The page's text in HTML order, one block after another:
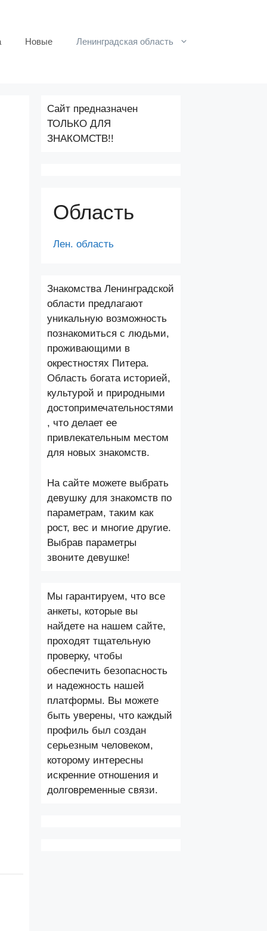
Новые Ленинградская область
Сайт предназначен
ТОЛЬКО ДЛЯ
ЗНАКОМСТВ!!
Область
Лен. область
Знакомства Ленинградской
области предлагают
уникальную возможность
познакомиться с людьми,
проживающими в
окрестностях Питера.
Область богата историей,
культурой и природными
достопримечательностями
, что делает ее
привлекательным местом
для новых знакомств.
На сайте можете выбрать
девушку для знакомств по
параметрам, таким как
рост, вес и многие другие.
Выбрав параметры
звоните девушке!
Мы гарантируем, что все
анкеты, которые вы
найдете на нашем сайте,
проходят тщательную
проверку, чтобы
обеспечить безопасность
и надежность нашей
платформы. Вы можете
быть уверены, что каждый
профиль был создан
серьезным человеком,
которому интересны
искренние отношения и
долговременные связи.